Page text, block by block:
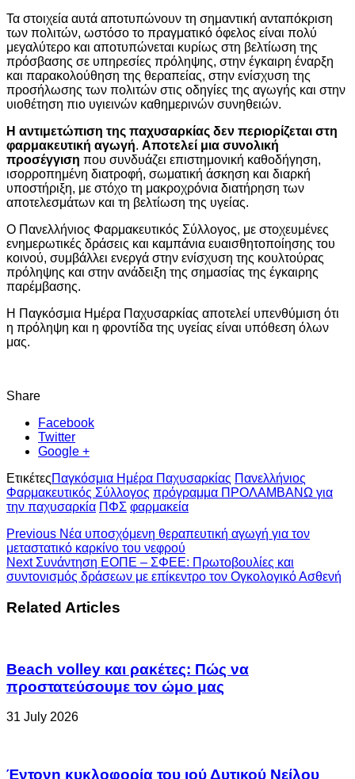
Τα στοιχεία αυτά αποτυπώνουν τη σημαντική ανταπόκριση
των πολιτών, ωστόσο το πραγματικό όφελος είναι πολύ
μεγαλύτερο και αποτυπώνεται κυρίως στη βελτίωση της
πρόσβασης σε υπηρεσίες πρόληψης, στην έγκαιρη έναρξη
και παρακολούθηση της θεραπείας, στην ενίσχυση της
προσήλωσης των πολιτών στις οδηγίες της αγωγής και στην
υιοθέτηση πιο υγιεινών καθημερινών συνηθειών.
Η αντιμετώπιση της παχυσαρκίας δεν περιορίζεται στη
φαρμακευτική αγωγή. Αποτελεί μια συνολική
προσέγγιση που συνδυάζει επιστημονική καθοδήγηση,
ισορροπημένη διατροφή, σωματική άσκηση και διαρκή
υποστήριξη, με στόχο τη μακροχρόνια διατήρηση των
αποτελεσμάτων και τη βελτίωση της υγείας.
Ο Πανελλήνιος Φαρμακευτικός Σύλλογος, με στοχευμένες
ενημερωτικές δράσεις και καμπάνια ευαισθητοποίησης του
κοινού, συμβάλλει ενεργά στην ενίσχυση της κουλτούρας
πρόληψης και στην ανάδειξη της σημασίας της έγκαιρης
παρέμβασης.
Η Παγκόσμια Ημέρα Παχυσαρκίας αποτελεί υπενθύμιση ότι
η πρόληψη και η φροντίδα της υγείας είναι υπόθεση όλων
μας.
Share
Facebook
Twitter
Google +
ΕτικέτεςΠαγκόσμια Ημέρα Παχυσαρκίας Πανελλήνιος
Φαρμακευτικός Σύλλογος πρόγραμμα ΠΡΟΛΑΜΒΑΝΩ για
την παχυσαρκία ΠΦΣ φαρμακεία
Previous Νέα υποσχόμενη θεραπευτική αγωγή για τον
μεταστατικό καρκίνο του νεφρού
NextΣυνάντηση ΕΟΠΕ – ΣΦΕΕ: Πρωτοβουλίες και
συντονισμός δράσεων με επίκεντρο τον Ογκολογικό Ασθενή
Related Articles
Beach volley και ρακέτες: Πώς να
προστατεύσουμε τον ώμο μας
31 July 2026
Έντονη κυκλοφορία του ιού Δυτικού Νείλου